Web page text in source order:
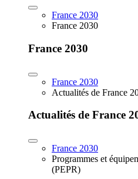
France 2030
France 2030
France 2030
France 2030
Actualités de France
Actualités de France
France 2030
Programmes et
(PEPR)